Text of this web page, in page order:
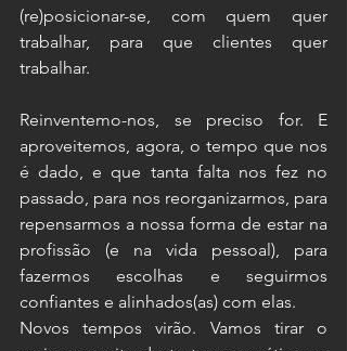
(re)posicionar-se, com quem quer
trabalhar, para que clientes quer
trabalhar.
Reinventemo-nos, se preciso for. E
aproveitemos, agora, o tempo que nos
é dado, e que tanta falta nos fez no
passado, para nos reorganizarmos, para
repensarmos a nossa forma de estar na
profissão (e na vida pessoal), para
fazermos escolhas e seguirmos
confiantes e alinhados(as) com elas.
Novos tempos virão. Vamos tirar o